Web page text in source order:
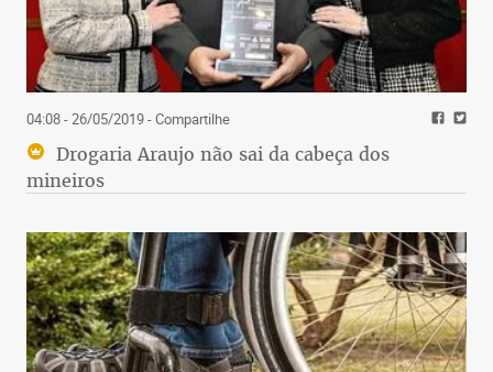
04:08 - 26/05/2019- Compartilhe
Drogaria Araujo não sai da cabeça dos
mineiros